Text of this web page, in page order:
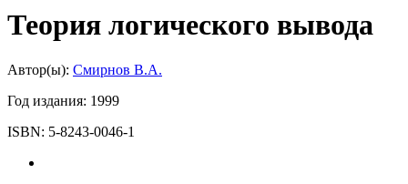
Теория логического вывода
Автор(ы): Смирнов В.А.
Год издания: 1999
ISBN: 5-8243-0046-1